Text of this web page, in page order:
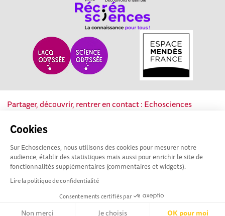
Cookies
Sur Echosciences, nous utilisons des cookies pour mesurer notre
audience, établir des statistiques mais aussi pour enrichir le site de
fonctionnalités supplémentaires (commentaires et widgets).
Lire la politique de confidentialité
Consentements certifiés par
Non merci Je choisis OK pour moi
Partager, découvrir, rentrer en contact : Echosciences
culture scientifique, technique et industrielle de la région.
Mentions légales|Politique de confidentialité|CGU
|Ligne éditoriale